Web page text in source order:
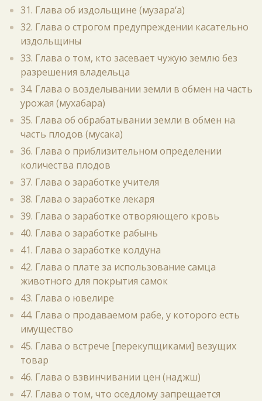
31. Глава об издольщине (музара‘а)
32. Глава о строгом предупреждении касательно
издольщины
33. Глава о том, кто засевает чужую землю без
разрешения владельца
34. Глава о возделывании земли в обмен на часть
урожая (мухабара)
35. Глава об обрабатывании земли в обмен на
часть плодов (мусака)
36. Глава о приблизительном определении
количества плодов
37. Глава о заработке учителя
38. Глава о заработке лекаря
39. Глава о заработке отворяющего кровь
40. Глава о заработке рабынь
41. Глава о заработке колдуна
42. Глава о плате за использование самца
животного для покрытия самок
43. Глава о ювелире
44. Глава о продаваемом рабе, у которого есть
имущество
45. Глава о встрече [перекупщиками] везущих
товар
46. Глава о взвинчивании цен (наджш)
47. Глава о том, что оседлому запрещается